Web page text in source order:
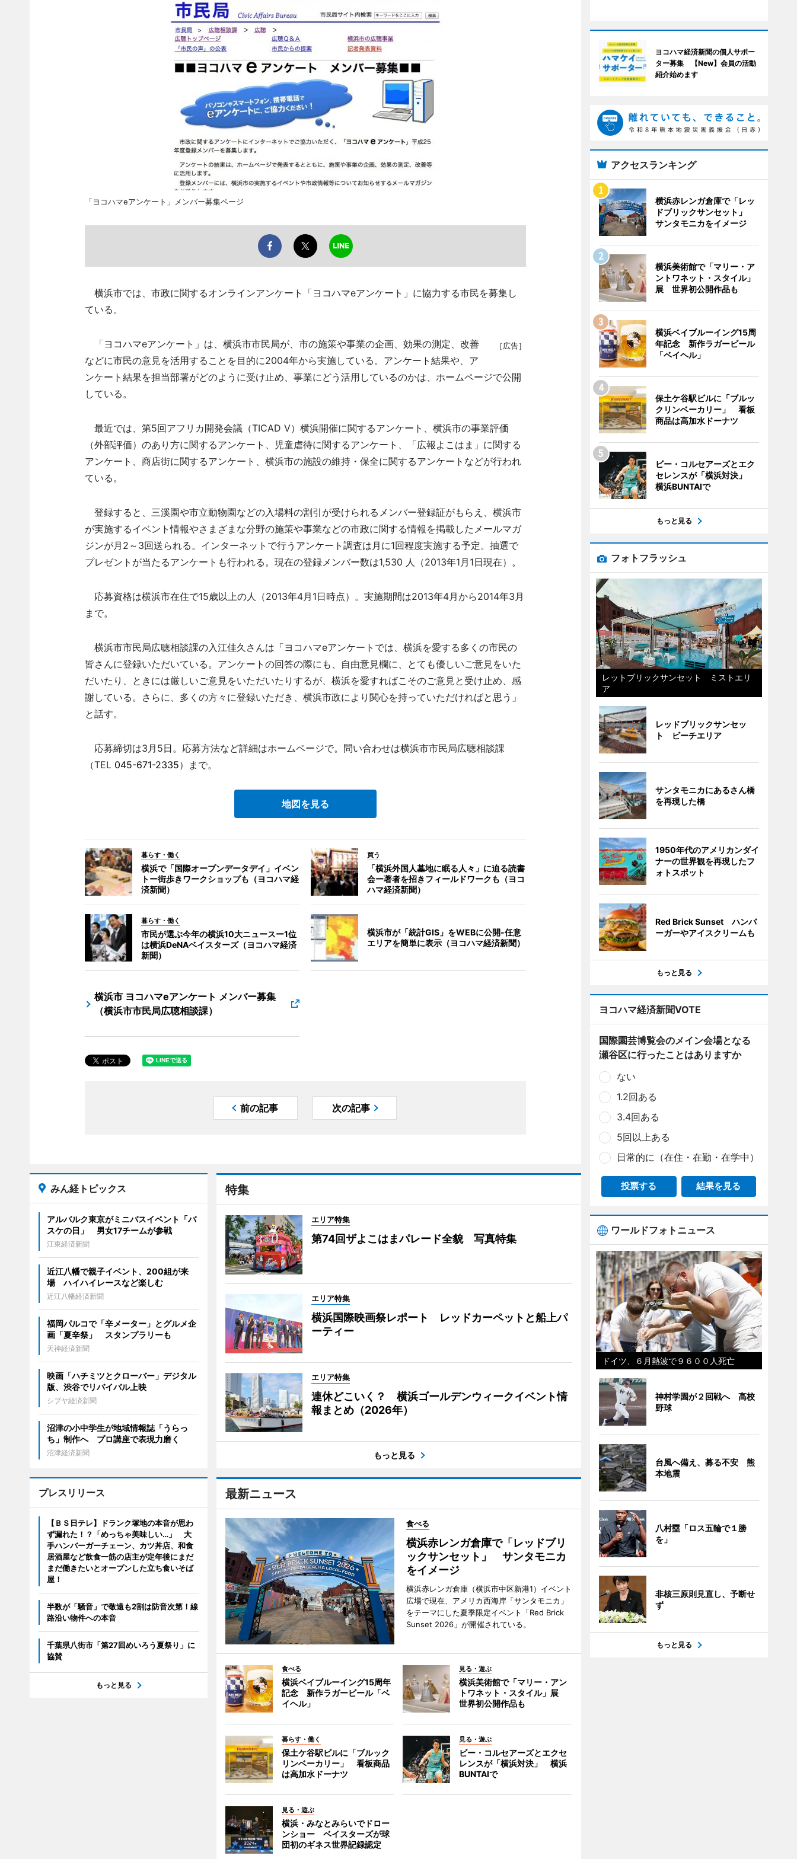
「ヨコハマeアンケート」メンバー募集ページ
横浜市では、市政に関するオンラインアンケート「ヨコハマeアンケート」に協力する市民を募集し
ている。
［広告］
「ヨコハマeアンケート」は、横浜市市民局が、市の施策や事業の企画、効果の測定、改善
などに市民の意見を活用することを目的に2004年から実施している。アンケート結果や、ア
ンケート結果を担当部署がどのように受け止め、事業にどう活用しているのかは、ホームページで公開
している。
最近では、第5回アフリカ開発会議（TICAD V）横浜開催に関するアンケート、横浜市の事業評価
（外部評価）のあり方に関するアンケート、児童虐待に関するアンケート、「広報よこはま」に関する
アンケート、商店街に関するアンケート、横浜市の施設の維持・保全に関するアンケートなどが行われ
ている。
登録すると、三溪園や市立動物園などの入場料の割引が受けられるメンバー登録証がもらえ、横浜市
が実施するイベント情報やさまざまな分野の施策や事業などの市政に関する情報を掲載したメールマガ
ジンが月2～3回送られる。インターネットで行うアンケート調査は月に1回程度実施する予定。抽選で
プレゼントが当たるアンケートも行われる。現在の登録メンバー数は1,530 人（2013年1月1日現在）。
応募資格は横浜市在住で15歳以上の人（2013年4月1日時点）。実施期間は2013年4月から2014年3月
まで。
横浜市市民局広聴相談課の入江佳久さんは「ヨコハマeアンケートでは、横浜を愛する多くの市民の
皆さんに登録いただいている。アンケートの回答の際にも、自由意見欄に、とても優しいご意見をいた
だいたり、ときには厳しいご意見をいただいたりするが、横浜を愛すればこそのご意見と受け止め、感
謝している。さらに、多くの方々に登録いただき、横浜市政により関心を持っていただければと思う」
と話す。
応募締切は3月5日。応募方法など詳細はホームページで。問い合わせは横浜市市民局広聴相談課
（TEL 045-671-2335）まで。
地図を見る
暮らす・働く
横浜で「国際オープンデータデイ」イベン
トー街歩きワークショップも（ヨコハマ経
済新聞）
買う
「横浜外国人墓地に眠る人々」に迫る読書
会ー著者を招きフィールドワークも（ヨコ
ハマ経済新聞）
暮らす・働く
市民が選ぶ今年の横浜10大ニュースー1位
は横浜DeNAベイスターズ（ヨコハマ経済
新聞）
横浜市が「統計GIS」をWEBに公開-任意
エリアを簡単に表示（ヨコハマ経済新聞）
横浜市 ヨコハマeアンケート メンバー募集
（横浜市市民局広聴相談課）
前の記事 次の記事
特集
エリア特集
第74回ザよこはまパレード全貌 写真特集
エリア特集
横浜国際映画祭レポート レッドカーペットと船上パ
ーティー
エリア特集
連休どこいく？ 横浜ゴールデンウィークイベント情
報まとめ（2026年）
もっと見る
最新ニュース
食べる
横浜赤レンガ倉庫で「レッドブリ
ックサンセット」 サンタモニカ
をイメージ
横浜赤レンガ倉庫（横浜市中区新港1）イベント
広場で現在、アメリカ西海岸「サンタモニカ」
をテーマにした夏季限定イベント「Red Brick
Sunset 2026」が開催されている。
食べる
横浜ベイブルーイング15周年
記念 新作ラガービール「ベ
イヘル」
見る・遊ぶ
横浜美術館で「マリー・アン
トワネット・スタイル」展
世界初公開作品も
暮らす・働く
保土ケ谷駅ビルに「ブルック
リンベーカリー」 看板商品
は高加水ドーナツ
見る・遊ぶ
ビー・コルセアーズとエクセ
レンスが「横浜対決」 横浜
BUNTAIで
見る・遊ぶ
横浜・みなとみらいでドロー
ンショー ベイスターズが球
団初のギネス世界記録認定
みん経トピックス
アルバルク東京がミニバスイベント「バ
スケの日」 男女17チームが参戦
江東経済新聞
近江八幡で親子イベント、200組が来
場 ハイハイレースなど楽しむ
近江八幡経済新聞
福岡パルコで「辛メーター」とグルメ企
画「夏辛祭」 スタンプラリーも
天神経済新聞
映画「ハチミツとクローバー」デジタル
版、渋谷でリバイバル上映
シブヤ経済新聞
沼津の小中学生が地域情報誌「うらっ
ち」制作へ プロ講座で表現力磨く
沼津経済新聞
プレスリリース
【ＢＳ日テレ】ドランク塚地の本音が思わ
ず漏れた！？「めっちゃ美味しい…」 大
手ハンバーガーチェーン、カツ丼店、和食
居酒屋など飲食一筋の店主が定年後にまだ
まだ働きたいとオープンした立ち食いそば
屋！
半数が「騒音」で敬遠も2割は防音次第！線
路沿い物件への本音
千葉県八街市「第27回めいろう夏祭り」に
協賛
もっと見る
ヨコハマ経済新聞の個人サポー
ター募集 【New】会員の活動
紹介始めます
アクセスランキング
横浜赤レンガ倉庫で「レッ
ドブリックサンセット」
サンタモニカをイメージ
横浜美術館で「マリー・ア
ントワネット・スタイル」
展 世界初公開作品も
横浜ベイブルーイング15周
年記念 新作ラガービール
「ベイヘル」
保土ケ谷駅ビルに「ブルッ
クリンベーカリー」 看板
商品は高加水ドーナツ
ビー・コルセアーズとエク
セレンスが「横浜対決」
横浜BUNTAIで
もっと見る
フォトフラッシュ
レットブリックサンセット ミストエリ
ア
レッドブリックサンセッ
ト ビーチエリア
サンタモニカにあるさん橋
を再現した橋
1950年代のアメリカンダイ
ナーの世界観を再現したフ
ォトスポット
Red Brick Sunset ハンバ
ーガーやアイスクリームも
もっと見る
ヨコハマ経済新聞VOTE
国際園芸博覧会のメイン会場となる
瀬谷区に行ったことはありますか
ない
1.2回ある
3.4回ある
5回以上ある
日常的に（在住・在勤・在学中）
投票する 結果を見る
ワールドフォトニュース
ドイツ、６月熱波で９６００人死亡
神村学園が２回戦へ 高校
野球
台風へ備え、募る不安 熊
本地震
八村塁「ロス五輪で１勝
を」
非核三原則見直し、予断せ
ず
もっと見る